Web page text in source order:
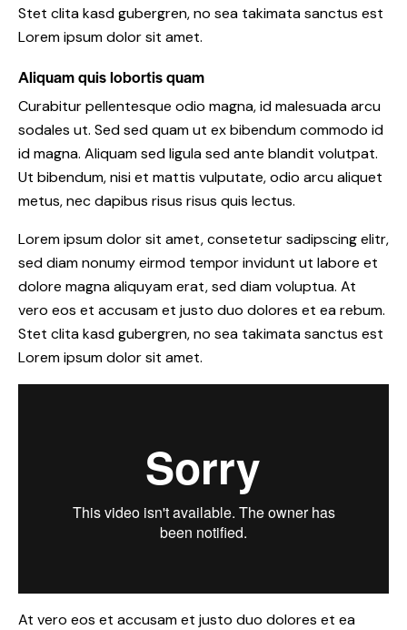
Stet clita kasd gubergren, no sea takimata sanctus est
Lorem ipsum dolor sit amet.
Aliquam quis lobortis quam
Curabitur pellentesque odio magna, id malesuada arcu
sodales ut. Sed sed quam ut ex bibendum commodo id
id magna. Aliquam sed ligula sed ante blandit volutpat.
Ut bibendum, nisi et mattis vulputate, odio arcu aliquet
metus, nec dapibus risus risus quis lectus.
Lorem ipsum dolor sit amet, consetetur sadipscing elitr,
sed diam nonumy eirmod tempor invidunt ut labore et
dolore magna aliquyam erat, sed diam voluptua. At
vero eos et accusam et justo duo dolores et ea rebum.
Stet clita kasd gubergren, no sea takimata sanctus est
Lorem ipsum dolor sit amet.
At vero eos et accusam et justo duo dolores et ea